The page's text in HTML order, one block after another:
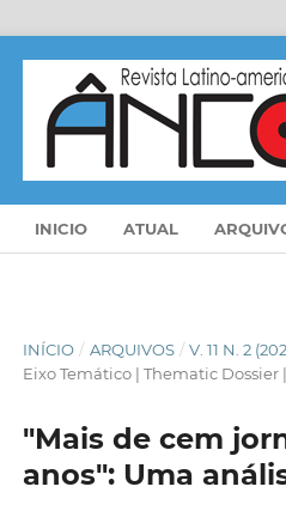
INICIO ATUAL
INÍCIO / ARQUIVOS / V. 11 N. 2
Eixo Temático | Thematic
"Mais de cem
anos": Uma